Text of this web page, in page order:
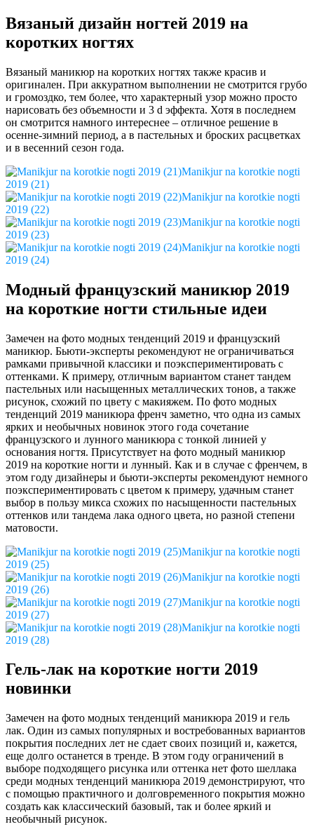
Вязаный дизайн ногтей 2019 на
коротких ногтях
Вязаный маникюр на коротких ногтях также красив и
оригинален. При аккуратном выполнении не смотрится грубо
и громоздко, тем более, что характерный узор можно просто
нарисовать без объемности и 3 d эффекта. Хотя в последнем
он смотрится намного интереснее – отличное решение в
осенне-зимний период, а в пастельных и броских расцветках
и в весенний сезон года.
Manikjur na korotkie nogti
2019 (21)
Manikjur na korotkie nogti
2019 (22)
Manikjur na korotkie nogti
2019 (23)
Manikjur na korotkie nogti
2019 (24)
Модный французский маникюр 2019
на короткие ногти стильные идеи
Замечен на фото модных тенденций 2019 и французский
маникюр. Бьюти-эксперты рекомендуют не ограничиваться
рамками привычной классики и поэкспериментировать с
оттенками. К примеру, отличным вариантом станет тандем
пастельных или насыщенных металлических тонов, а также
рисунок, схожий по цвету с макияжем. По фото модных
тенденций 2019 маникюра френч заметно, что одна из самых
ярких и необычных новинок этого года сочетание
французского и лунного маникюра с тонкой линией у
основания ногтя. Присутствует на фото модный маникюр
2019 на короткие ногти и лунный. Как и в случае с френчем, в
этом году дизайнеры и бьюти-эксперты рекомендуют немного
поэкспериментировать с цветом к примеру, удачным станет
выбор в пользу микса схожих по насыщенности пастельных
оттенков или тандема лака одного цвета, но разной степени
матовости.
Manikjur na korotkie nogti
2019 (25)
Manikjur na korotkie nogti
2019 (26)
Manikjur na korotkie nogti
2019 (27)
Manikjur na korotkie nogti
2019 (28)
Гель-лак на короткие ногти 2019
новинки
Замечен на фото модных тенденций маникюра 2019 и гель
лак. Один из самых популярных и востребованных вариантов
покрытия последних лет не сдает своих позиций и, кажется,
еще долго останется в тренде. В этом году ограничений в
выборе подходящего рисунка или оттенка нет фото шеллака
среди модных тенденций маникюра 2019 демонстрируют, что
с помощью практичного и долговременного покрытия можно
создать как классический базовый, так и более яркий и
необычный рисунок.